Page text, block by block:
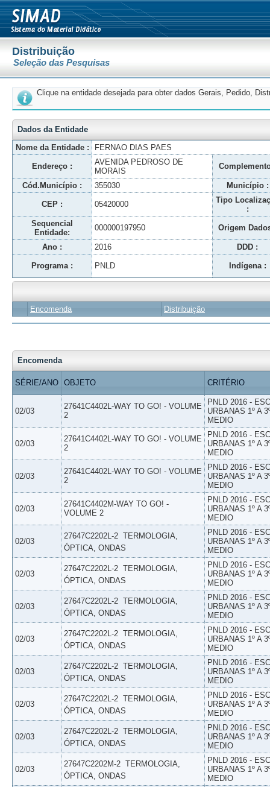
Distribuição
Seleção das Pesquisas
Clique na entidade desejada para obter dados Gerais, Pedido,
Dados da Entidade
Nome da Entidade :
FERNAO DIAS PAES
Endereço :
AVENIDA PEDROSO DE
MORAIS
Cód.Município : 355030 Município :
CEP : 05420000
Tipo
:
Sequencial
Entidade:
000000197950 Origem
Ano : 2016 DDD :
Programa : PNLD Indígena :
Encomenda Distribuição
Encomenda
SÉRIE/ANO OBJETO CRITÉRIO
02/03
27641C4402L-WAY TO GO! - VOLUME
2
PNLD 2016 -
URBANAS 1º A
MEDIO
02/03
27641C4402L-WAY TO GO! - VOLUME
2
PNLD 2016 -
URBANAS 1º A
MEDIO
02/03
27641C4402L-WAY TO GO! - VOLUME
2
PNLD 2016 -
URBANAS 1º A
MEDIO
02/03
27641C4402M-WAY TO GO! -
VOLUME 2
PNLD 2016 -
URBANAS 1º A
MEDIO
02/03
27647C2202L-2  TERMOLOGIA,
ÓPTICA, ONDAS
PNLD 2016 -
URBANAS 1º A
MEDIO
02/03
27647C2202L-2  TERMOLOGIA,
ÓPTICA, ONDAS
PNLD 2016 -
URBANAS 1º A
MEDIO
02/03
27647C2202L-2  TERMOLOGIA,
ÓPTICA, ONDAS
PNLD 2016 -
URBANAS 1º A
MEDIO
02/03
27647C2202L-2  TERMOLOGIA,
ÓPTICA, ONDAS
PNLD 2016 -
URBANAS 1º A
MEDIO
02/03
27647C2202L-2  TERMOLOGIA,
ÓPTICA, ONDAS
PNLD 2016 -
URBANAS 1º A
MEDIO
02/03
27647C2202L-2  TERMOLOGIA,
ÓPTICA, ONDAS
PNLD 2016 -
URBANAS 1º A
MEDIO
02/03
27647C2202L-2  TERMOLOGIA,
ÓPTICA, ONDAS
PNLD 2016 -
URBANAS 1º A
MEDIO
02/03
27647C2202M-2  TERMOLOGIA,
ÓPTICA, ONDAS
PNLD 2016 -
URBANAS 1º A
MEDIO